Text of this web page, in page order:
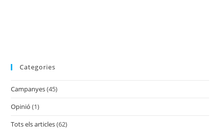
Categories
Campanyes(45)
Opinió (1)
Tots els articles(62)